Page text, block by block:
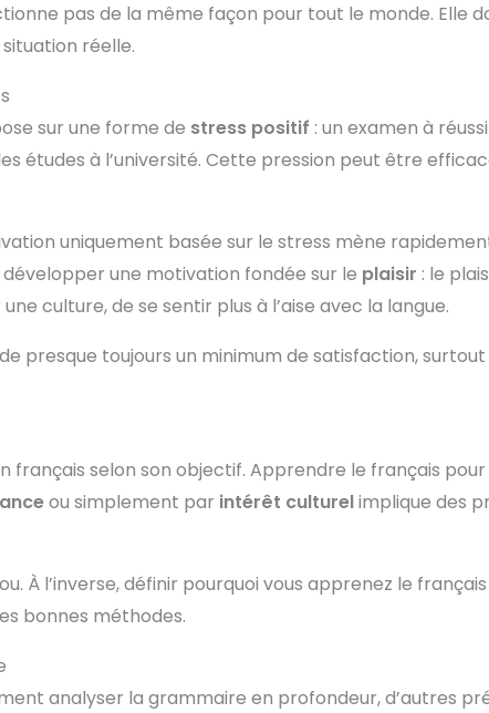
pas de la même façon pour tout le monde. Elle
réelle.
sur une forme de stress positif : un examen à
études à l’université. Cette pression peut être
uniquement basée sur le stress mène
développer une motivation fondée sur le plaisir : le
culture, de se sentir plus à l’aise avec la langue.
presque toujours un minimum de satisfaction,
français selon son objectif. Apprendre le français pour
ou simplement par intérêt culturelimplique des
À l’inverse, définir pourquoi vous apprenez le
bonnes méthodes.
analyser la grammaire en profondeur, d’autres